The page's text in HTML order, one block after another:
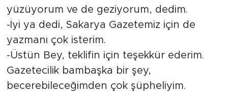
yüzüyorum ve de geziyorum, dedim.
-İyi ya dedi, Sakarya Gazetemiz için de
yazmanı çok isterim.
-Üstün Bey, teklifin için teşekkür ederim.
Gazetecilik bambaşka bir şey,
becerebileceğimden çok şüpheliyim.
Foto Şaka
Teknoloji
Politika